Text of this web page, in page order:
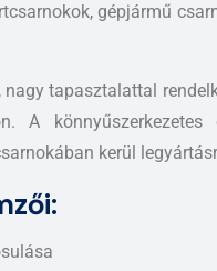
gépjármű
tapasztalattal
A
kerül